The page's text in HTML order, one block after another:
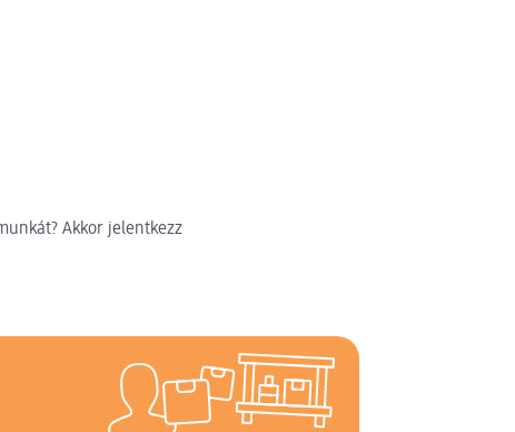
Akkor jelentkezz